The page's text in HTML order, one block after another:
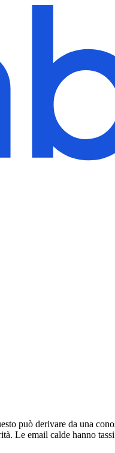
può derivare da una
Le email calde hanno